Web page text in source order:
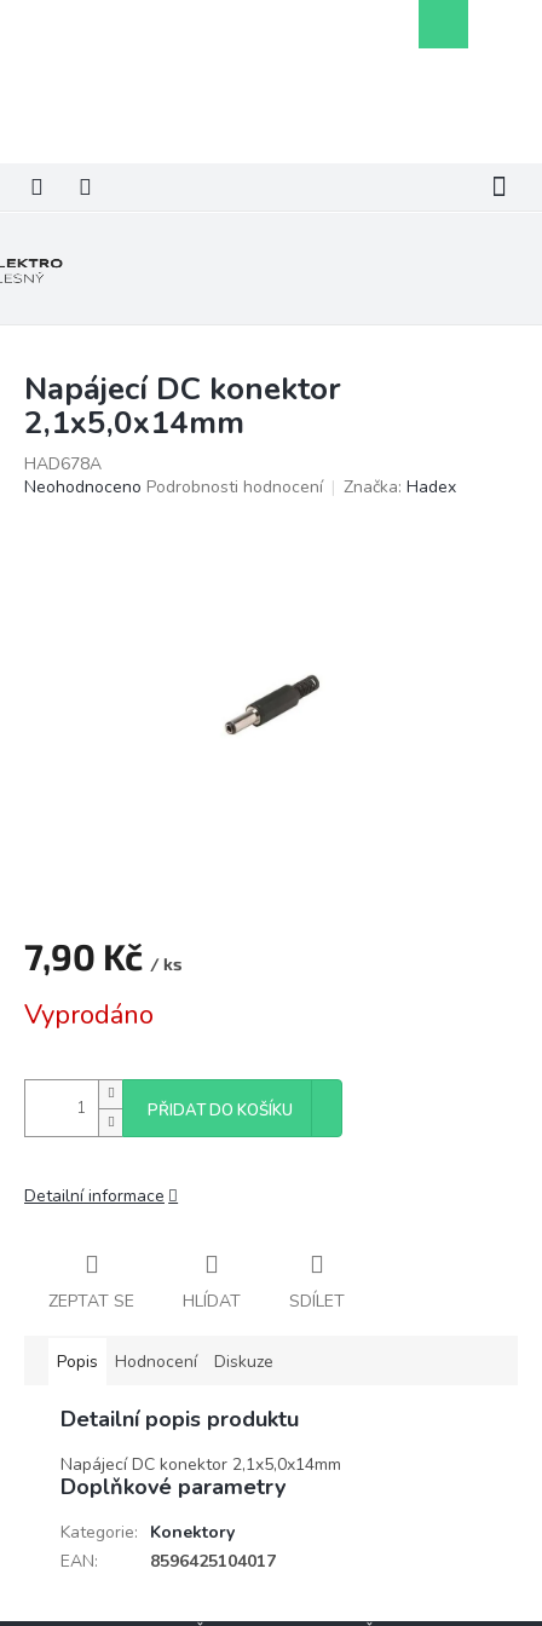
košík
Napájecí DC konektor
2,1x5,0x14mm
HAD678A
Průměrné
Neohodnoceno Podrobnosti hodnocení Značka: Hadex
7,90 Kč / ks
cena:
Vyprodáno
PŘIDAT DO KOŠÍKU
Detailní informace
ZEPTAT SE HLÍDAT SDÍLET
Popis Hodnocení Diskuze
Detailní popis produktu
Napájecí DC konektor 2,1x5,0x14mm
Doplňkové parametry
Kategorie:
Konektory
EAN: 8596425104017